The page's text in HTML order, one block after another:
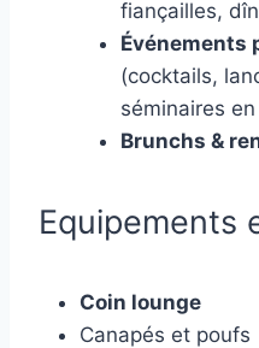
fiançailles,
Événements
(cocktails,
séminaires
Brunchs &
Equipements
Coin lounge
Canapés et poufs